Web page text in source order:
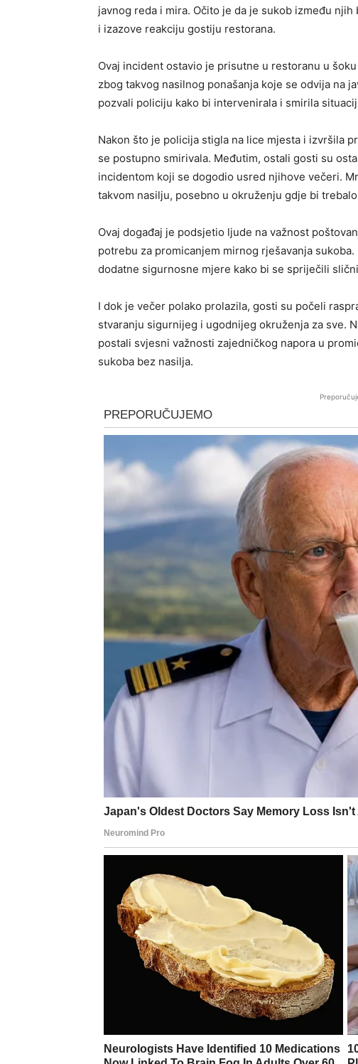
javnog reda i mira. Očito je da je sukob između
i izazove reakciju gostiju restorana.
Ovaj incident ostavio je prisutne u restoranu u
zbog takvog nasilnog ponašanja koje se odvija na
pozvali policiju kako bi intervenirala i smirila
Nakon što je policija stigla na lice mjesta i izvršila
se postupno smirivala. Međutim, ostali gosti su
incidentom koji se dogodio usred njihove večeri.
takvom nasilju, posebno u okruženju gdje bi
Ovaj događaj je podsjetio ljude na važnost
potrebu za promicanjem mirnog rješavanja
dodatne sigurnosne mjere kako bi se spriječili
I dok je večer polako prolazila, gosti su počeli
stvaranju sigurnijeg i ugodnijeg okruženja za sve.
postali svjesni važnosti zajedničkog napora u
sukoba bez nasilja.